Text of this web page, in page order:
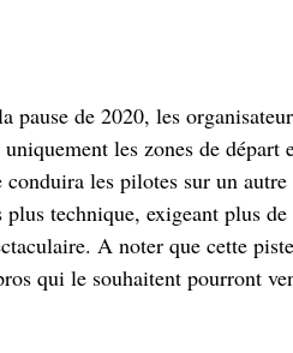
pause de 2020, les
les zones de départ
les pilotes sur un
technique, exigeant plus de
A noter que cette
qui le souhaitent pourront